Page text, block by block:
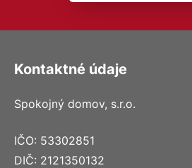
Kontaktné údaje
Spokojný domov, s.r.o.
IČO: 53302851
DIČ: 2121350132